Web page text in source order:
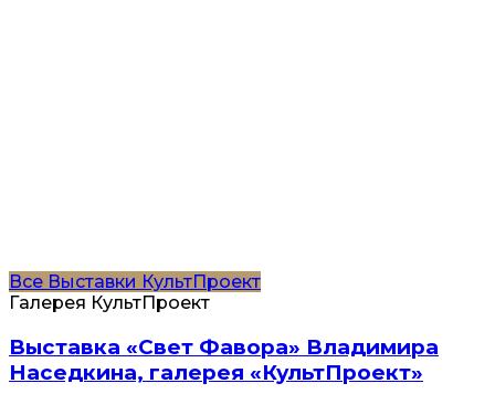
Все Выставки КультПроект
Галерея КультПроект
Выставка «Свет Фавора» Владимира
Наседкина, галерея «КультПроект»